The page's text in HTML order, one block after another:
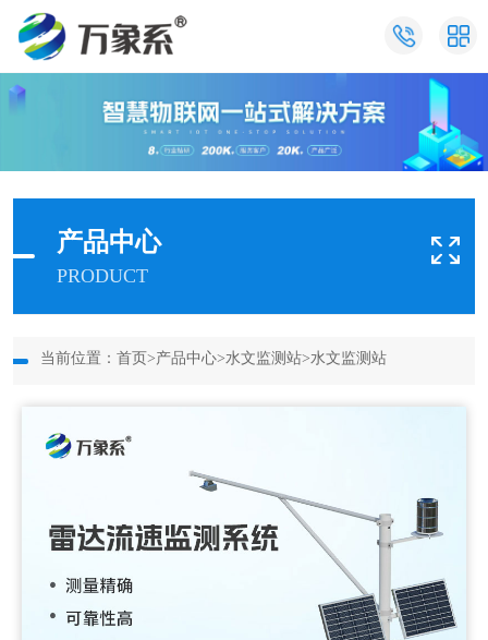
产品中心
PRODUCT
当前位置： 首页 >产品中心>水文监测站>水文监测站